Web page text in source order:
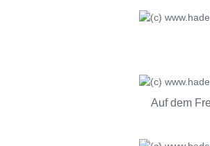
Auf dem